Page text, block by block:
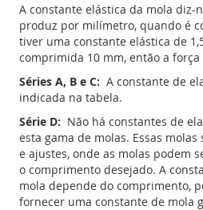
A constante elástica da mola diz-
produz por milímetro, quando é
tiver uma constante elástica de
comprimida 10 mm, então a força
Séries A, B e C: A constante de
indicada na tabela.
Série D: Não há constantes de
esta gama de molas. Essas
e ajustes, onde as molas podem
o comprimento desejado. A
mola depende do comprimento,
fornecer uma constante de mola